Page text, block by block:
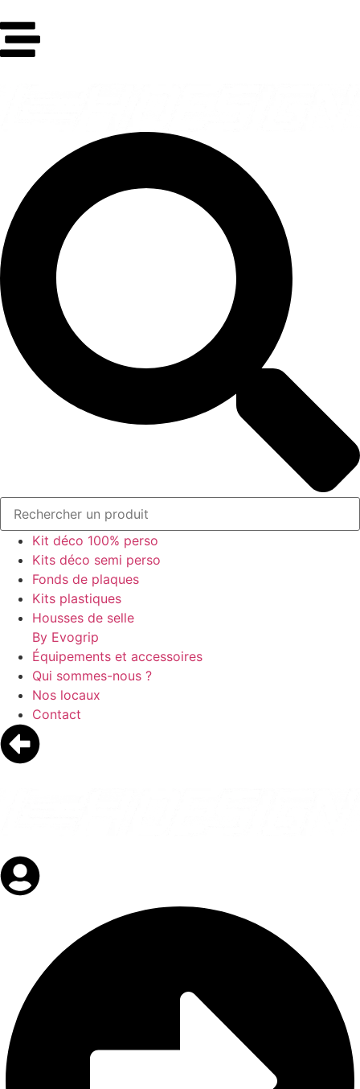
Kit déco 100% perso
Kits déco semi perso
Fonds de plaques
Kits plastiques
Housses de selle
By Evogrip
Équipements et accessoires
Qui sommes-nous ?
Nos locaux
Contact